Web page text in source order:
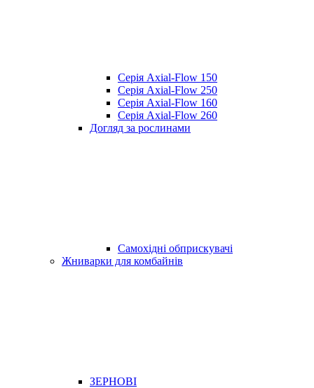
Серія Axial-Flow 150
Серія Axial-Flow 250
Серія Axial-Flow 160
Серія Axial-Flow 260
Догляд за рослинами
Самохідні обприскувачі
Жниварки для комбайнів
ЗЕРНОВІ